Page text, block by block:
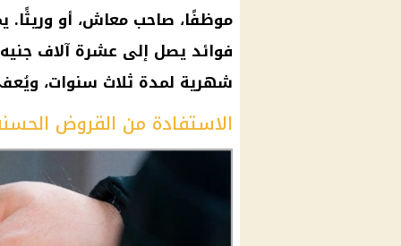
موظفًا، صاحب معاش، أو
فوائد يصل إلى عشرة آلاف
شهرية لمدة ثلاث سنوات،
الاستفادة من القروض